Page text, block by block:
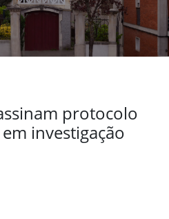
protocolo
investigação